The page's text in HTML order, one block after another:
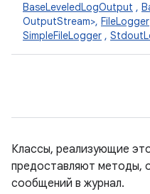
BaseLeveledLogOutput ,
OutputStream>, FileLogger
SimpleFileLogger ,
Классы, реализующие
предоставляют методы,
сообщений в журнал.